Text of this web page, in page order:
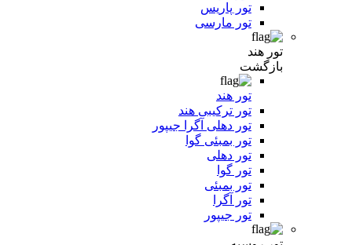
تور پاریس
تور مارسی
تور هند
بازگشت
تور هند
تور ترکیبی هند
تور دهلی آگرا جیپور
تور بمبئی گوا
تور دهلی
تور گوا
تور بمبئی
تور آگرا
تور جیپور